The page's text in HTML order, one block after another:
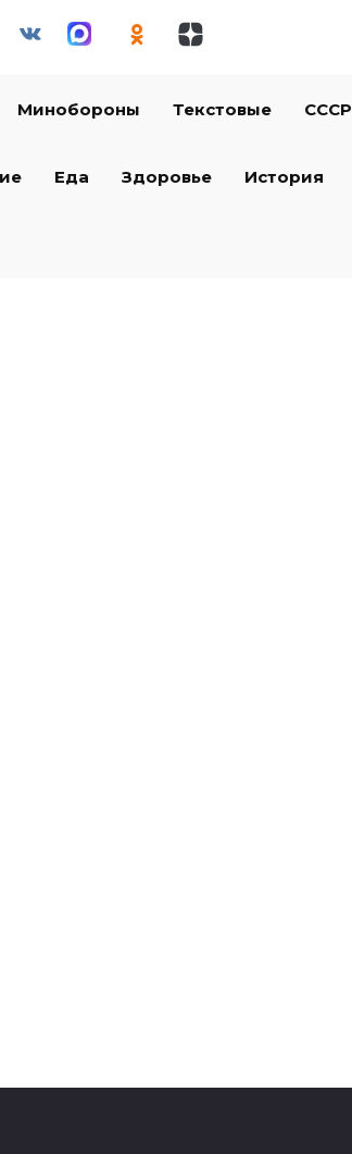
Минобороны Текстовые СССР
Еда Здоровье История